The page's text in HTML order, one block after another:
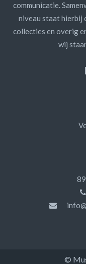
communicatie.
niveau staat hierbij
collecties en overig
wij
©